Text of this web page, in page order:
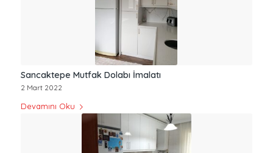
Sancaktepe Mutfak Dolabı İmalatı
2 Mart 2022
Devamını Oku